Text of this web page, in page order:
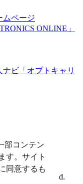
部コンテン
す。サイト
同意するも
ムページ
ONLINE」
ビ「オプトキャリ
All rights reserved.